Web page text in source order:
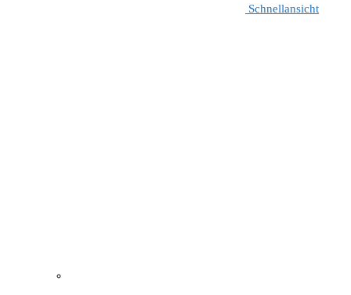
Schnellansicht